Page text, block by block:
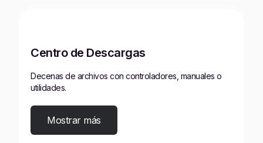
Centro de Descargas
Decenas de archivos con controladores, manuales o
utilidades.
Mostrar más